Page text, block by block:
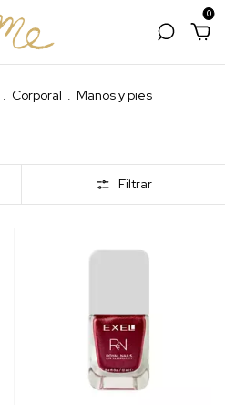
0
. Corporal . Manos y pies
Filtrar